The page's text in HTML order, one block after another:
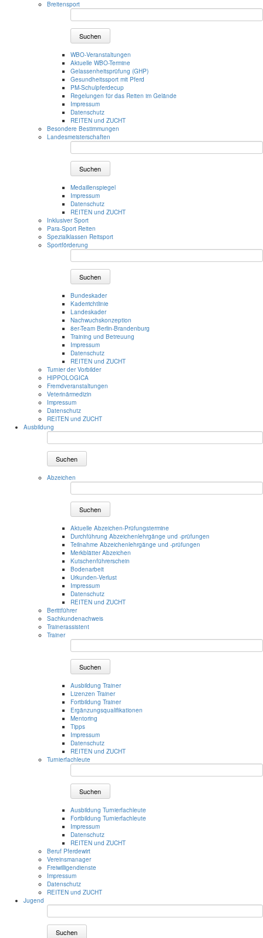
Breitensport
Suchen
WBO-Veranstaltungen
Aktuelle WBO-Termine
Gelassenheitsprüfung (GHP)
Gesundheitssport mit Pferd
PM-Schulpferdecup
Regelungen für das Reiten im Gelände
Impressum
Datenschutz
REITEN und ZUCHT
Besondere Bestimmungen
Landesmeisterschaften
Suchen
Medaillenspiegel
Impressum
Datenschutz
REITEN und ZUCHT
Inklusiver Sport
Para-Sport Reiten
Spezialklassen Reitsport
Sportförderung
Suchen
Bundeskader
Kaderrichtlinie
Landeskader
Nachwuchskonzeption
8er-Team Berlin-Brandenburg
Training und Betreuung
Impressum
Datenschutz
REITEN und ZUCHT
Turnier der Vorbilder
HIPPOLOGICA
Fremdveranstaltungen
Veterinärmedizin
Impressum
Datenschutz
REITEN und ZUCHT
Ausbildung
Suchen
Abzeichen
Suchen
Aktuelle Abzeichen-Prüfungstermine
Durchführung Abzeichenlehrgänge und -prüfungen
Teilnahme Abzeichenlehrgänge und -prüfungen
Merkblätter Abzeichen
Kutschenführerschein
Bodenarbeit
Urkunden-Verlust
Impressum
Datenschutz
REITEN und ZUCHT
Berittführer
Sachkundenachweis
Trainerassistent
Trainer
Suchen
Ausbildung Trainer
Lizenzen Trainer
Fortbildung Trainer
Ergänzungsqualifikationen
Mentoring
Tipps
Impressum
Datenschutz
REITEN und ZUCHT
Turnierfachleute
Suchen
Ausbildung Turnierfachleute
Fortbildung Turnierfachleute
Impressum
Datenschutz
REITEN und ZUCHT
Beruf Pferdewirt
Vereinsmanager
Freiwilligendienste
Impressum
Datenschutz
REITEN und ZUCHT
Jugend
Suchen